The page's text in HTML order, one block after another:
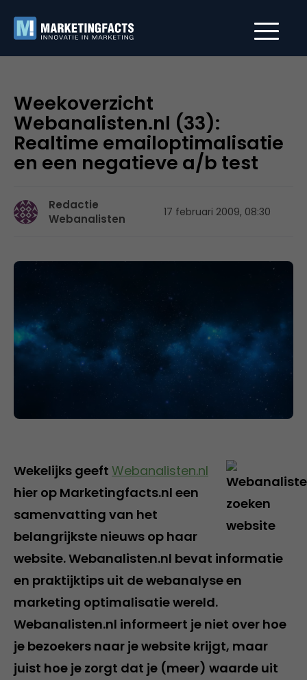
Weekoverzicht
Webanalisten.nl (33):
Realtime emailoptimalisatie
en een negatieve a/b test
Redactie
Webanalisten
17 februari 2009, 08:30
Wekelijks geeft Webanalisten.nl
hier op Marketingfacts.nl een
samenvatting van het
belangrijkste nieuws op haar
website. Webanalisten.nl bevat informatie
en praktijktips uit de webanalyse en
marketing optimalisatie wereld.
Webanalisten.nl informeert je niet over hoe
je bezoekers naar je website krijgt, maar
juist hoe je zorgt dat je (meer) waarde uit